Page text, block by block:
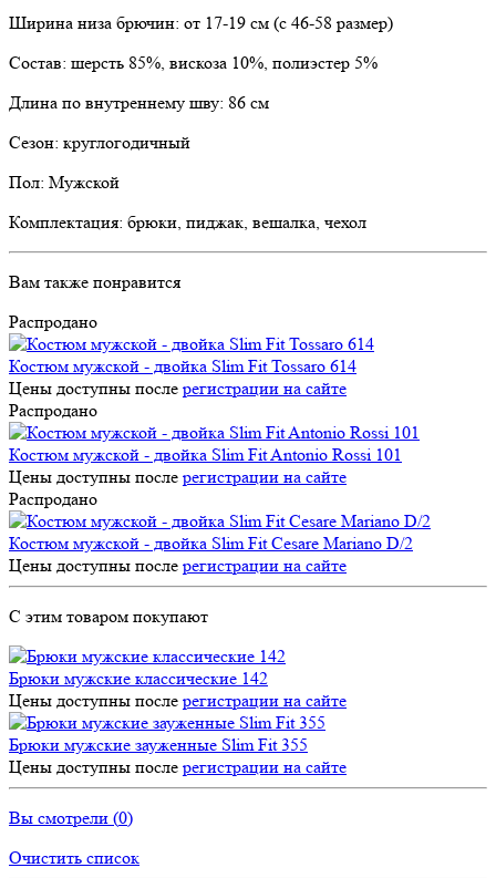
Ширина низа брючин: от 17-19 см (с 46-58 размер)
Состав: шерсть 85%, вискоза 10%, полиэстер 5%
Длина по внутреннему шву: 86 см
Сезон: круглогодичный
Пол: Мужской
Комплектация: брюки, пиджак, вешалка, чехол
Вам также понравится
Распродано
Костюм мужской - двойка Slim Fit Tossaro 614
Цены доступны после регистрации на сайте
Распродано
Костюм мужской - двойка Slim Fit Antonio Rossi 101
Цены доступны после регистрации на сайте
Распродано
Костюм мужской - двойка Slim Fit Cesare Mariano D/2
Цены доступны после регистрации на сайте
С этим товаром покупают
Брюки мужские классические 142
Цены доступны после регистрации на сайте
Брюки мужские зауженные Slim Fit 355
Цены доступны после регистрации на сайте
Вы смотрели (0)
Очистить список